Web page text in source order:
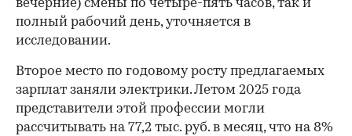
вечерние) смены по четыре-пять часов, так и
полный рабочий день, уточняется в
исследовании.
Второе место по годовому росту предлагаемых
зарплат заняли электрики. Летом 2025 года
представители этой профессии могли
рассчитывать на 77,2 тыс. руб. в месяц, что на 8%